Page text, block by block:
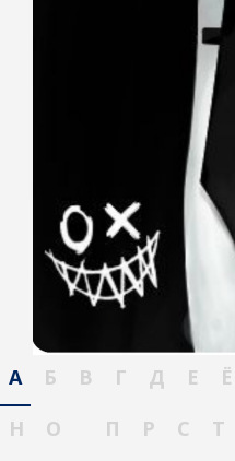
А Б В Г Д Е Ё
Н
О П Р С Т